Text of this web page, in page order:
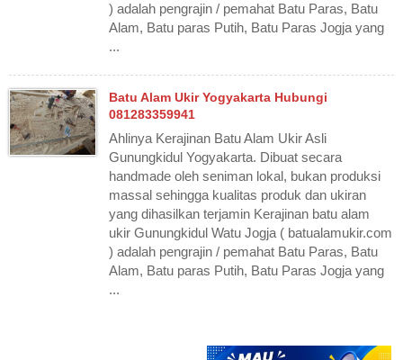
) adalah pengrajin / pemahat Batu Paras, Batu
Alam, Batu paras Putih, Batu Paras Jogja yang
...
Batu Alam Ukir Yogyakarta Hubungi
081283359941
Ahlinya Kerajinan Batu Alam Ukir Asli
Gunungkidul Yogyakarta. Dibuat secara
handmade oleh seniman lokal, bukan produksi
massal sehingga kualitas produk dan ukiran
yang dihasilkan terjamin Kerajinan batu alam
ukir Gunungkidul Watu Jogja ( batualamukir.com
) adalah pengrajin / pemahat Batu Paras, Batu
Alam, Batu paras Putih, Batu Paras Jogja yang
...